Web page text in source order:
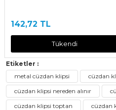
142,72 TL
Tükendi
Etiketler :
metal cüzdan klipsi
cüzdan
cüzdan klipsi nereden alınır
cüzdan klipsi toptan
cüzdan